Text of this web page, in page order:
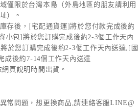
僅限於台灣本島（外島地區的朋友請利用
）。
存後，[宅配通貨運]將於您付款完成後約
小包]將於您訂購完成後約2-3個工作天內
於您訂購完成後約2-3個工作天內送達,[國
成後約7-14個工作天內送達
頁說明時間出貨。
常問題，想更換商品,請連絡客服LINE@